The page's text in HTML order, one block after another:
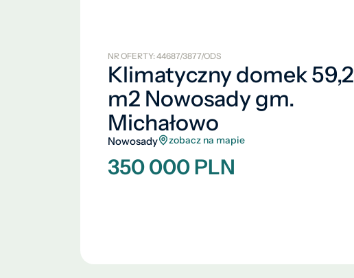
NR OFERTY: 44687/3877/ODS
Klimatyczny domek 59,2
m2 Nowosady gm.
Michałowo
Nowosady zobacz na mapie
350 000 PLN